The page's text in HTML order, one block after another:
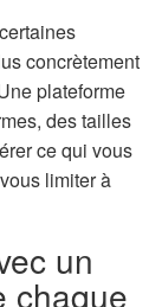
concrètement
plateforme
des tailles
ce qui vous
limiter à
un
chaque